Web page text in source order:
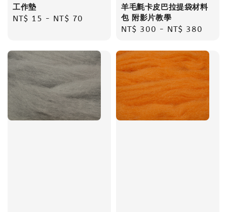
工作墊
Regular
NT$ 15 - NT$ 70
羊毛氈卡皮巴拉提袋材料
包 附影片教學
Regular
NT$ 300 - NT$ 380